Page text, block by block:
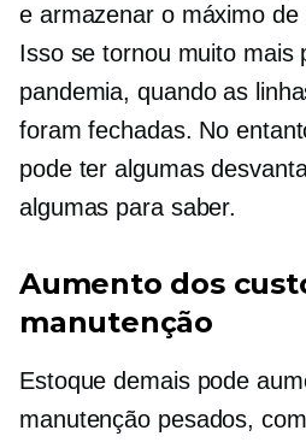
e armazenar o máximo
Isso se tornou muito mais
pandemia, quando as
foram fechadas. No
pode ter algumas
algumas para saber.
Aumento dos
manutenção
Estoque demais pode
manutenção pesados,